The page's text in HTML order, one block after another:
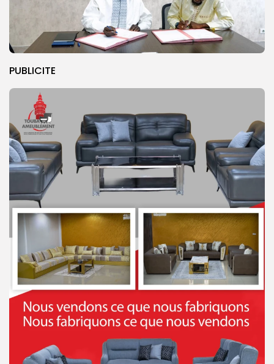
PUBLICITE